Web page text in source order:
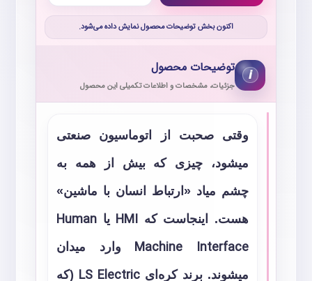
اکنون بخش توضیحات محصول نمایش داده می‌شود.
i
توضیحات محصول
جزئیات، مشخصات و اطلاعات تکمیلی این محصول
وقتی صحبت از اتوماسیون صنعتی
میشود، چیزی که بیش از همه به
چشم میاد «ارتباط انسان با ماشین»
هست. اینجاست که HMI یا Human
Machine Interface وارد میدان
میشوند. برند کره‌ای LS Electric (که